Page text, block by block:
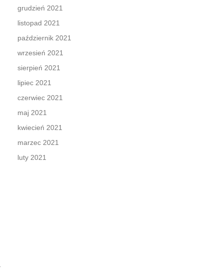
grudzień 2021
listopad 2021
październik 2021
wrzesień 2021
sierpień 2021
lipiec 2021
czerwiec 2021
maj 2021
kwiecień 2021
marzec 2021
luty 2021